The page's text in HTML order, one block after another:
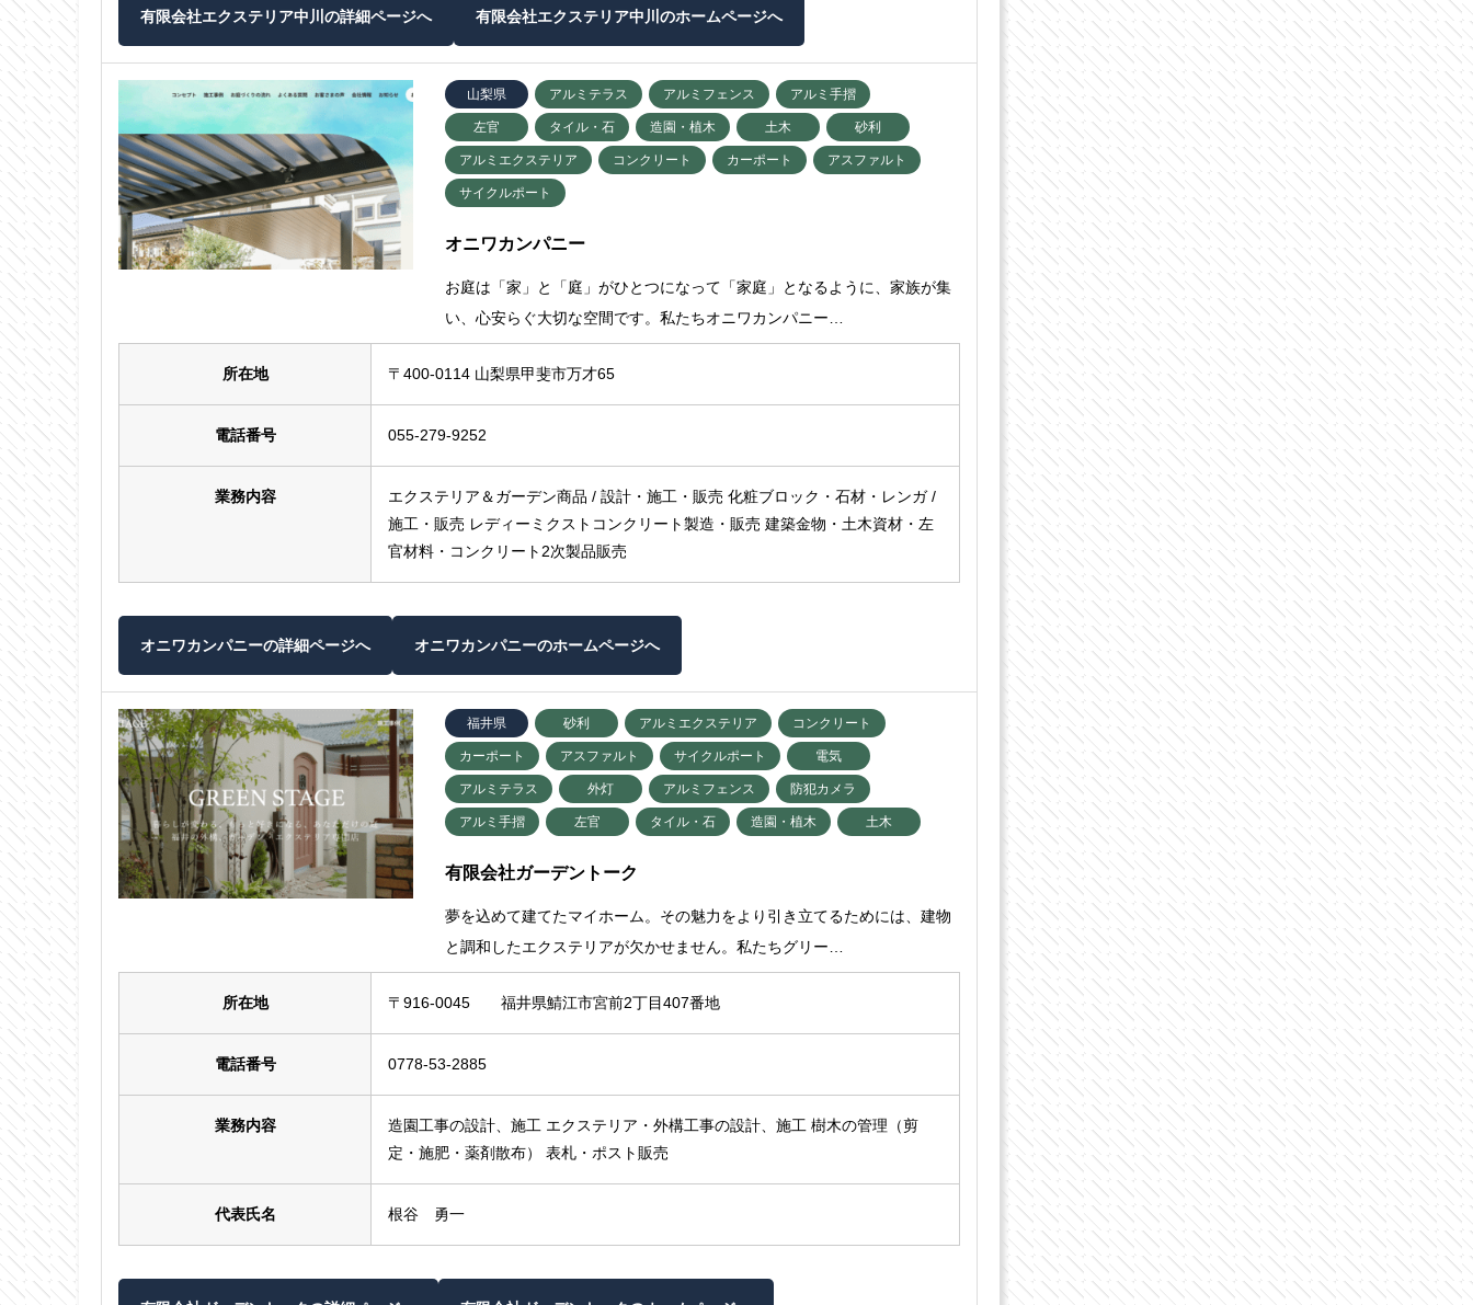
有限会社エクステリア中川の詳細ページへ 有限会社エクステリア中川のホームページへ
山梨県 アルミテラス アルミフェンス アルミ手摺
左官 タイル・石 造園・植木 土木 砂利
アルミエクステリア コンクリート カーポート アスファルト
サイクルポート
オニワカンパニー
お庭は「家」と「庭」がひとつになって「家庭」となるように、家族が集
い、心安らぐ大切な空間です。私たちオニワカンパニー…
所在地 〒400-0114 山梨県甲斐市万才65
電話番号 055-279-9252
業務内容
エクステリア＆ガーデン商品 / 設計・施工・販売 化粧ブロック・石材・レンガ /
施工・販売 レディーミクストコンクリート製造・販売 建築金物・土木資材・左
官材料・コンクリート2次製品販売
オニワカンパニーの詳細ページへ オニワカンパニーのホームページへ
福井県 砂利 アルミエクステリア コンクリート
カーポート アスファルト サイクルポート 電気
アルミテラス 外灯 アルミフェンス 防犯カメラ
アルミ手摺 左官 タイル・石 造園・植木 土木
有限会社ガーデントーク
夢を込めて建てたマイホーム。その魅力をより引き立てるためには、建物
と調和したエクステリアが欠かせません。私たちグリー…
所在地 〒916-0045 福井県鯖江市宮前2丁目407番地
電話番号 0778-53-2885
業務内容
造園工事の設計、施工 エクステリア・外構工事の設計、施工 樹木の管理（剪
定・施肥・薬剤散布） 表札・ポスト販売
代表氏名 根谷 勇一